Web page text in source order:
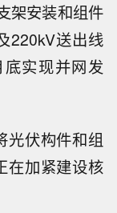
架安装和组件
220kV送出线
实现并网发
光伏构件和组
在加紧建设核